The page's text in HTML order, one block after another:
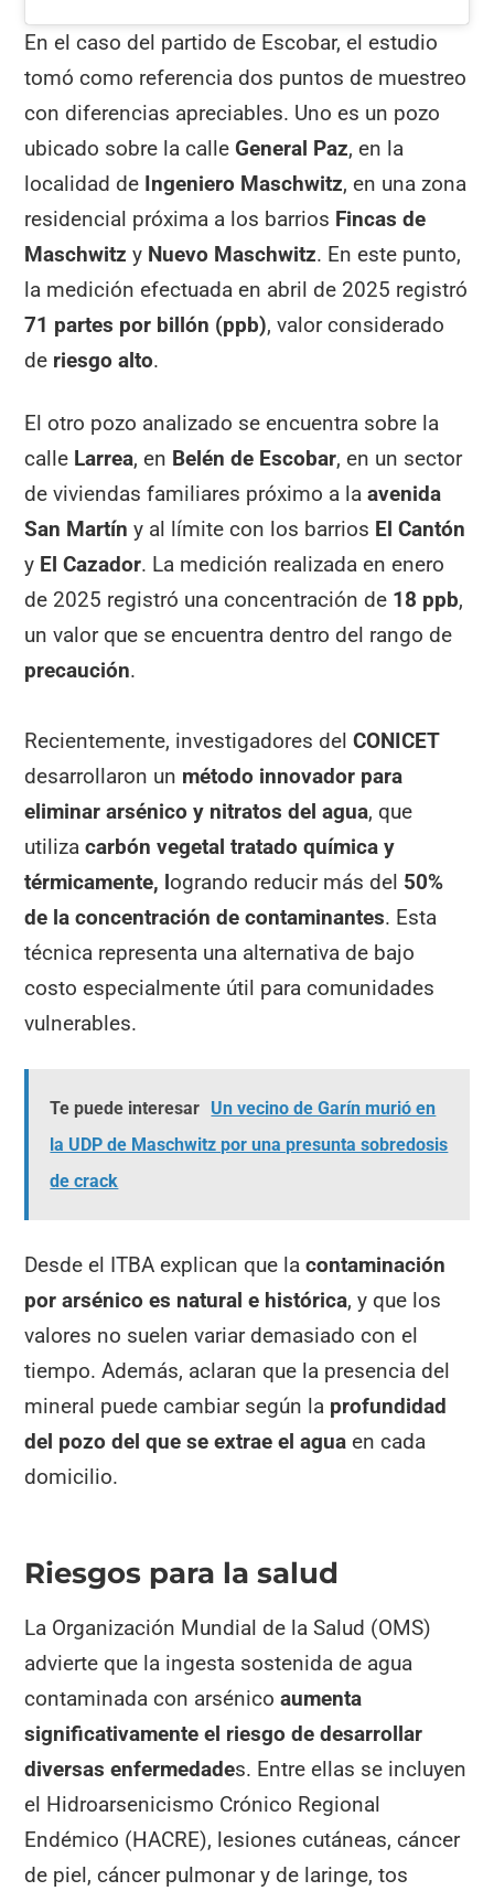
En el caso del partido de Escobar, el estudio
tomó como referencia dos puntos de muestreo
con diferencias apreciables. Uno es un pozo
ubicado sobre la calle General Paz, en la
localidad de Ingeniero Maschwitz, en una zona
residencial próxima a los barrios Fincas de
Maschwitz y Nuevo Maschwitz. En este punto,
la medición efectuada en abril de 2025 registró
71 partes por billón (ppb), valor considerado
de riesgo alto.
El otro pozo analizado se encuentra sobre la
calle Larrea, en Belén de Escobar, en un sector
de viviendas familiares próximo a laavenida
San Martín y al límite con los barrios El Cantón
y El Cazador. La medición realizada en enero
de 2025 registró una concentración de 18 ppb,
un valor que se encuentra dentro del rango de
precaución.
Recientemente, investigadores delCONICET
desarrollaron un método innovador para
eliminar arsénico y nitratos del agua, que
utilizacarbón vegetal tratado química y
térmicamente, logrando reducir más del 50%
de la concentración de contaminantes. Esta
técnica representa una alternativa de bajo
costo especialmente útil para comunidades
vulnerables.
Te puede interesar Un vecino de Garín murió en
la UDP de Maschwitz por una presunta sobredosis
de crack
Desde el ITBA explican que lacontaminación
por arsénico es natural e histórica, y que los
valores no suelen variar demasiado con el
tiempo. Además, aclaran que la presencia del
mineral puede cambiar según la profundidad
del pozo del que se extrae el agua en cada
domicilio.
Riesgos para la salud
La Organización Mundial de la Salud (OMS)
advierte que la ingesta sostenida de agua
contaminada con arsénicoaumenta
significativamente el riesgo de desarrollar
diversas enfermedades. Entre ellas se incluyen
el Hidroarsenicismo Crónico Regional
Endémico (HACRE), lesiones cutáneas, cáncer
de piel, cáncer pulmonar y de laringe, tos